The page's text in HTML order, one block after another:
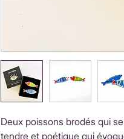
Deux poissons brodés qui
tendre et poétique qui